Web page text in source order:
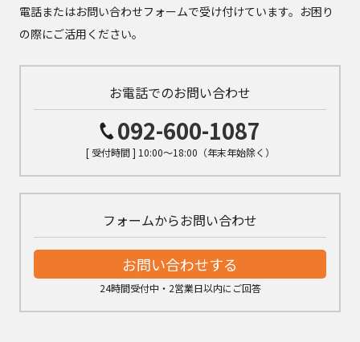
電話またはお問い合わせフォームで受け付けています。お困り
の際にご活用ください。
お電話でのお問い合わせ
092-600-1087
[ 受付時間 ] 10:00～18:00（年末年始除く）
フォームからお問い合わせ
お問い合わせする
24時間受付中・2営業日以内にご回答